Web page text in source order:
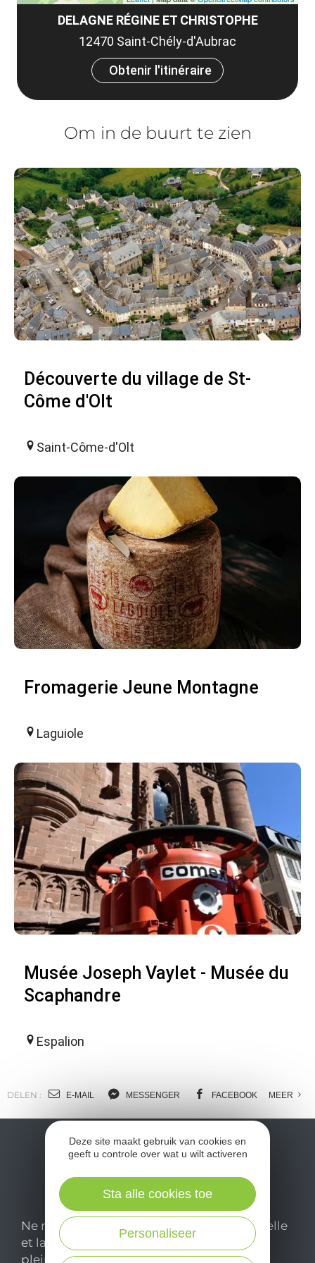
DELAGNE RÉGINE ET CHRISTOPHE
12470 Saint-Chély-d'Aubrac
Obtenir l'itinéraire
Om in de buurt te zien
Découverte du village de St-
Côme d'Olt
Saint-Côme-d'Olt
Fromagerie Jeune Montagne
Laguiole
Musée Joseph Vaylet - Musée du
Scaphandre
Espalion
DELEN : E-MAIL MESSENGER FACEBOOK MEER
Ne manquez pas notre newsletter mensuelle
et laissez-vous inspirer pour profiter
pleinement de votre séjour en Aveyron.
Deze site maakt gebruik van cookies en
geeft u controle over wat u wilt activeren
Personaliseer
Sta alle cookies toe